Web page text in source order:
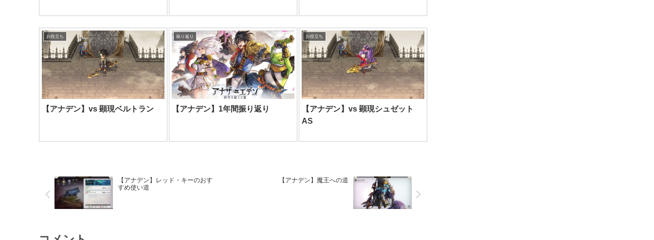
お役立ち
【アナデン】vs 顕現ベルトラン
振り返り
【アナデン】1年間振り返り
お役立ち
【アナデン】vs 顕現シュゼット
AS
【アナデン】レッド・キーのおす
すめ使い道
【アナデン】魔王への道